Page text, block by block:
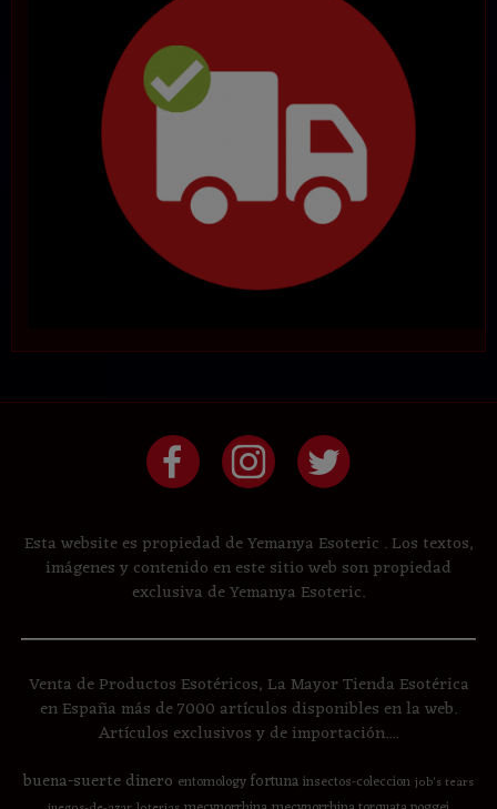
Esta website es propiedad de Yemanya Esoteric . Los textos,
imágenes y contenido en este sitio web son propiedad
exclusiva de Yemanya Esoteric.
Venta de Productos Esotéricos, La Mayor Tienda Esotérica
en España más de 7000 artículos disponibles en la web.
Artículos exclusivos y de importación....
buena-suertedinero entomologyfortunainsectos-coleccion job's tears